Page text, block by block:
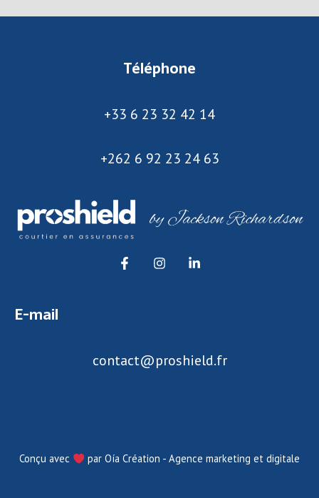
Téléphone
+33 6 23 32 42 14
+262 6 92 23 24 63
E-mail
contact@proshield.fr
Conçu avec par Oía Création - Agence marketing et digitale